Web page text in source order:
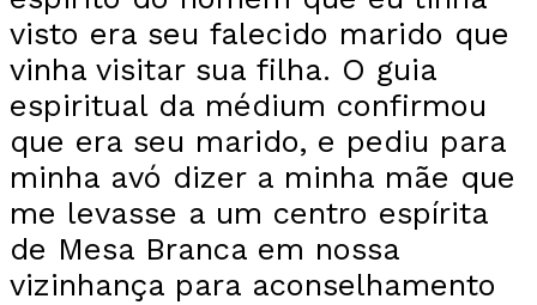
visto era seu falecido marido que
vinha visitar sua filha. O guia
espiritual da médium confirmou
que era seu marido, e pediu para
minha avó dizer a minha mãe que
me levasse a um centro espírita
de Mesa Branca em nossa
vizinhança para aconselhamento